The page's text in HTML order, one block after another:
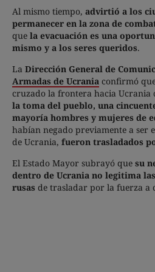
Al mismo tiempo, advirtió a los
permanecer en la zona de
que la evacuación es una
mismo y a los seres queridos.
La Dirección General de
Armadas de Ucrania confirmó
cruzado la frontera hacia Ucrania
la toma del pueblo, una
mayoría hombres y mujeres de
habían negado previamente a ser
de Ucrania, fueron trasladados
El Estado Mayor subrayó que su
dentro de Ucrania no legitima
rusas de trasladar por la fuerza a